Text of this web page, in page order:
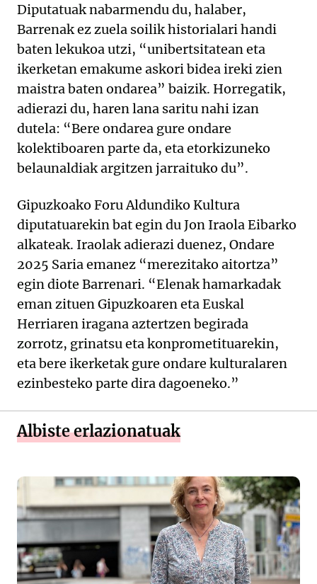
Diputatuak nabarmendu du, halaber,
Barrenak ez zuela soilik historialari handi
baten lekukoa utzi, “unibertsitatean eta
ikerketan emakume askori bidea ireki zien
maistra baten ondarea” baizik. Horregatik,
adierazi du, haren lana saritu nahi izan
dutela: “Bere ondarea gure ondare
kolektiboaren parte da, eta etorkizuneko
belaunaldiak argitzen jarraituko du”.
Gipuzkoako Foru Aldundiko Kultura
diputatuarekin bat egin du Jon Iraola Eibarko
alkateak. Iraolak adierazi duenez, Ondare
2025 Saria emanez “merezitako aitortza”
egin diote Barrenari. “Elenak hamarkadak
eman zituen Gipuzkoaren eta Euskal
Herriaren iragana aztertzen begirada
zorrotz, grinatsu eta konprometituarekin,
eta bere ikerketak gure ondare kulturalaren
ezinbesteko parte dira dagoeneko.”
Albiste erlazionatuak